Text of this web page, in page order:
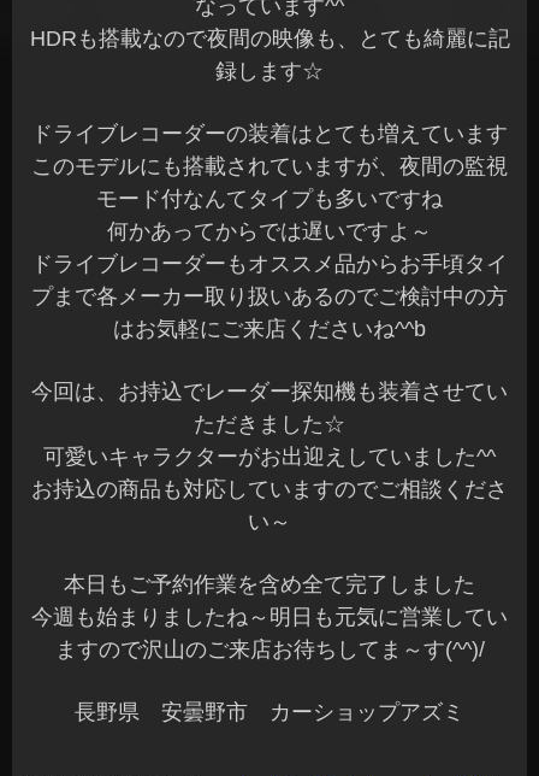
なっています^^
HDRも搭載なので夜間の映像も、とても綺麗に記
録します☆
ドライブレコーダーの装着はとても増えています
このモデルにも搭載されていますが、夜間の監視
モード付なんてタイプも多いですね
何かあってからでは遅いですよ～
ドライブレコーダーもオススメ品からお手頃タイ
プまで各メーカー取り扱いあるのでご検討中の方
はお気軽にご来店くださいね^^b
今回は、お持込でレーダー探知機も装着させてい
ただきました☆
可愛いキャラクターがお出迎えしていました^^
お持込の商品も対応していますのでご相談くださ
い～
本日もご予約作業を含め全て完了しました
今週も始まりましたね～明日も元気に営業してい
ますので沢山のご来店お待ちしてま～す(^^)/
長野県 安曇野市 カーショップアズミ